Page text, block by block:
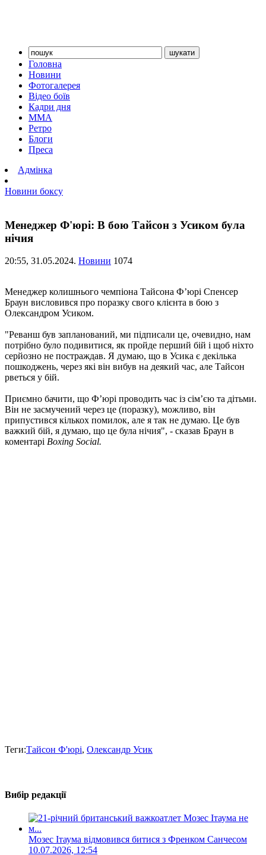
Головна
Новини
Фотогалерея
Відео боїв
Кадри дня
ММА
Ретро
Блоги
Преса
Адмінка
Новини боксу
Менеджер Ф'юрі: В бою Тайсон з Усиком була
нічия
20:55, 31.05.2024. Новини 1074
Менеджер колишнього чемпіона Тайсона Ф’юрі Спенсер
Браун висловився про поразку свого клієнта в бою з
Олександром Усиком.
"Реванш був запланований, ми підписали це, очевидно, нам
потрібно було подивитися, як пройде перший бій і щоб ніхто
серйозно не постраждав. Я думаю, що в Усика є декілька
пошкоджень, через які він вибув на деякий час, але Тайсон
рветься у бій.
Приємно бачити, що Ф’юрі проводить час із сім’єю та дітьми.
Він не засмучений через це (поразку), можливо, він
припустився кількох помилок, але я так не думаю. Це був
важкий бій, я думаю, що це була нічия", - сказав Браун в
коментарі Boxing Social.
Теги:Тайсон Ф'юрі, Олександр Усик
Вибір редакції
Мозес Ітаума відмовився битися з Френком Санчесом
10.07.2026, 12:54